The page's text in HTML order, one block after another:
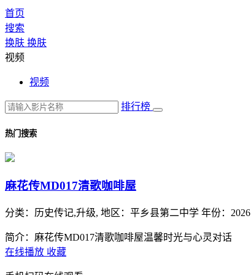
首页
搜索
换肤 换肤
视频
视频
排行榜
热门搜索
麻花传MD017清歌咖啡屋
分类： 历史传记,升级, 地区： 平乡县第二中学 年份： 2026
简介：麻花传MD017清歌咖啡屋温馨时光与心灵对话
在线播放 收藏